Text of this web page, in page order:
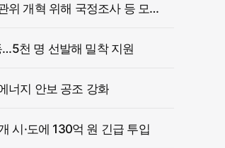
정부, '참정권 침해' 규명 총력... "선관위 개혁 위해 국정조사 등 모든 조치"
천 명 선발해 밀착 지원
너지 안보 공조 강화
시·도에 130억 원 긴급 투입